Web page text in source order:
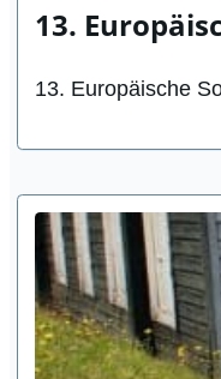
13.
13. Europäische